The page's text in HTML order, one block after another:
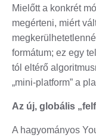
Mielőtt a konkrét
megérteni, miért
formátum; ez egy
tól eltérő
„mini-platform” a
Az új, globális
A hagyományos